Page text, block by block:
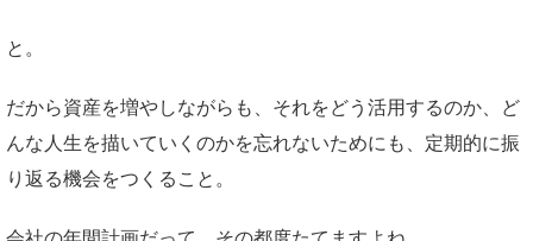
と。
だから資産を増やしながらも、それをどう活用するのか、ど
んな人生を描いていくのかを忘れないためにも、定期的に振
り返る機会をつくること。